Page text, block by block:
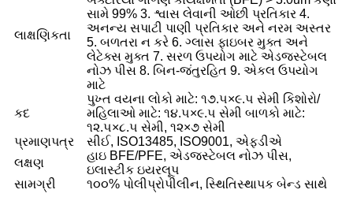
લાક્ષણિકતા
સામે 99% 3. શ્વાસ લેવાની ઓછી પ્રતિકાર 4.
અનન્ય સપાટી પાણી પ્રતિકાર અને નરમ અસ્તર
5. બળતરા ન કરે 6. ગ્લાસ ફાઇબર મુક્ત અને
લેટેક્સ મુક્ત 7. સરળ ઉપયોગ માટે એડજસ્ટેબલ
નોઝ પીસ 8. બિન-જંતુરહિત 9. એકલ ઉપયોગ
માટે
કદ
પુખ્ત વયના લોકો માટે: ૧૭.૫×૯.૫ સેમી કિશોરો/
મહિલાઓ માટે: ૧૪.૫×૯.૫ સેમી બાળકો માટે:
૧૨.૫×૮.૫ સેમી, ૧૨×૭ સેમી
પ્રમાણપત્ર
સીઈ, ISO13485, ISO9001, એફડીએ
લક્ષણ
હાઇ BFE/PFE, એડજસ્ટેબલ નોઝ પીસ,
ઇલાસ્ટીક ઇયરલૂપ
સામગ્રી
૧૦૦% પોલીપ્રોપીલીન, સ્થિતિસ્થાપક બેન્ડ સાથે